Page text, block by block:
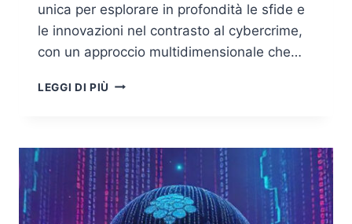
unica per esplorare in profondità le sfide e
le innovazioni nel contrasto al cybercrime,
con un approccio multidimensionale che…
LEGGI DI PIÙ CYBER
PARTECIPA
IL
16
E
17